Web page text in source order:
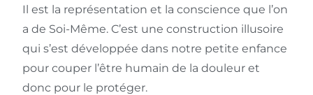
Il est la représentation et la conscience que l’on
a de Soi-Même. C’est une construction illusoire
qui s’est développée dans notre petite enfance
pour couper l’être humain de la douleur et
donc pour le protéger.